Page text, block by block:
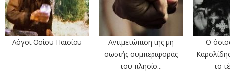
Λόγοι Οσίου Παϊσίου
Αντιμετώπιση της μη
σωστής συμπεριφοράς
του πλησίο...
Ο
το